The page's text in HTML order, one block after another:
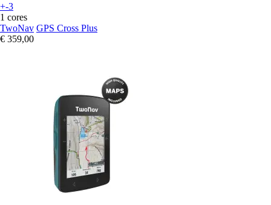
+-3
1 cores
TwoNav GPS Cross Plus
€ 359,00